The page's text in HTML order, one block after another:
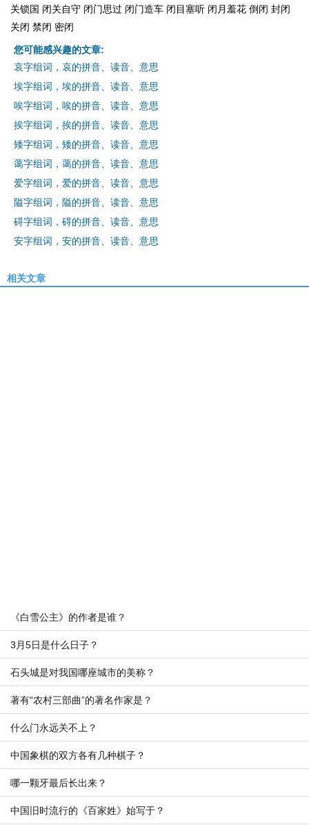
关锁国 闭关自守 闭门思过 闭门造车 闭目塞听 闭月羞花 倒闭 封闭
关闭 禁闭 密闭
您可能感兴趣的文章:
哀字组词，哀的拼音、读音、意思
埃字组词，埃的拼音、读音、意思
唉字组词，唉的拼音、读音、意思
挨字组词，挨的拼音、读音、意思
矮字组词，矮的拼音、读音、意思
蔼字组词，蔼的拼音、读音、意思
爱字组词，爱的拼音、读音、意思
隘字组词，隘的拼音、读音、意思
碍字组词，碍的拼音、读音、意思
安字组词，安的拼音、读音、意思
相关文章
《白雪公主》的作者是谁？
3月5日是什么日子？
石头城是对我国哪座城市的美称？
著有“农村三部曲”的著名作家是？
什么门永远关不上？
中国象棋的双方各有几种棋子？
哪一颗牙最后长出来？
中国旧时流行的《百家姓》始写于？